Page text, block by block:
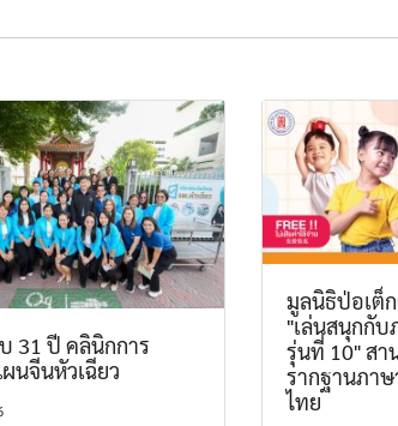
31 ปี คลินิกการ
นจีนหัวเฉียว
มูลนิธิป่อเต็
"เล่นสนุกกับ
รุ่นที่ 10" สา
รากฐานภา
ไทย